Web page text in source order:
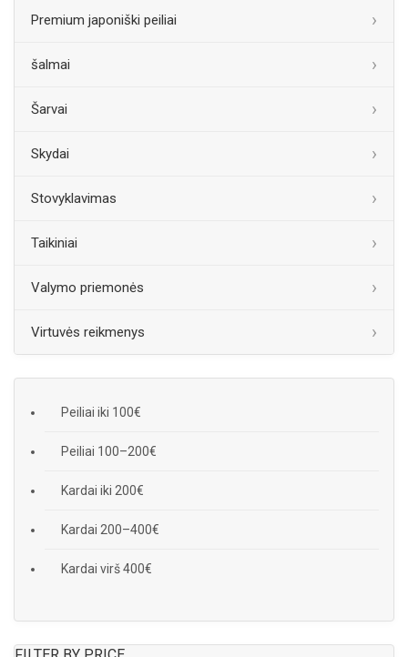
Premium japoniški peiliai
šalmai
Šarvai
Skydai
Stovyklavimas
Taikiniai
Valymo priemonės
Virtuvės reikmenys
Peiliai iki 100€
Peiliai 100–200€
Kardai iki 200€
Kardai 200–400€
Kardai virš 400€